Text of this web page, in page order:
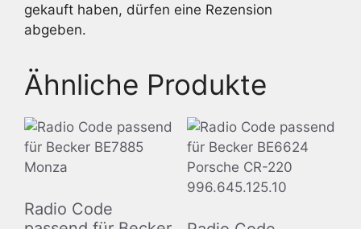
gekauft haben, dürfen eine Rezension
abgeben.
Ähnliche Produkte
Radio Code